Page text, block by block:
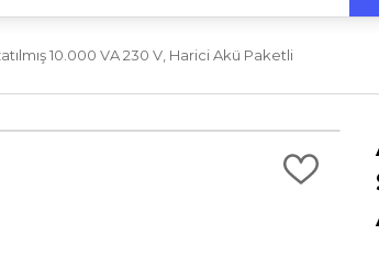
10.000 VA 230 V, Harici Akü Paketli